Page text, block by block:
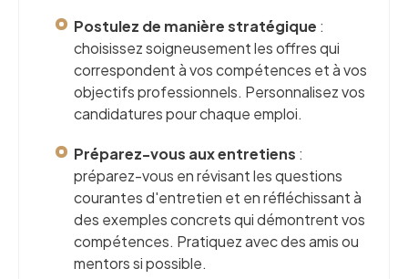
Postulez de manière stratégique :
choisissez soigneusement les offres qui
correspondent à vos compétences et à vos
objectifs professionnels. Personnalisez vos
candidatures pour chaque emploi.
Préparez-vous aux entretiens :
préparez-vous en révisant les questions
courantes d'entretien et en réfléchissant à
des exemples concrets qui démontrent vos
compétences. Pratiquez avec des amis ou
mentors si possible.